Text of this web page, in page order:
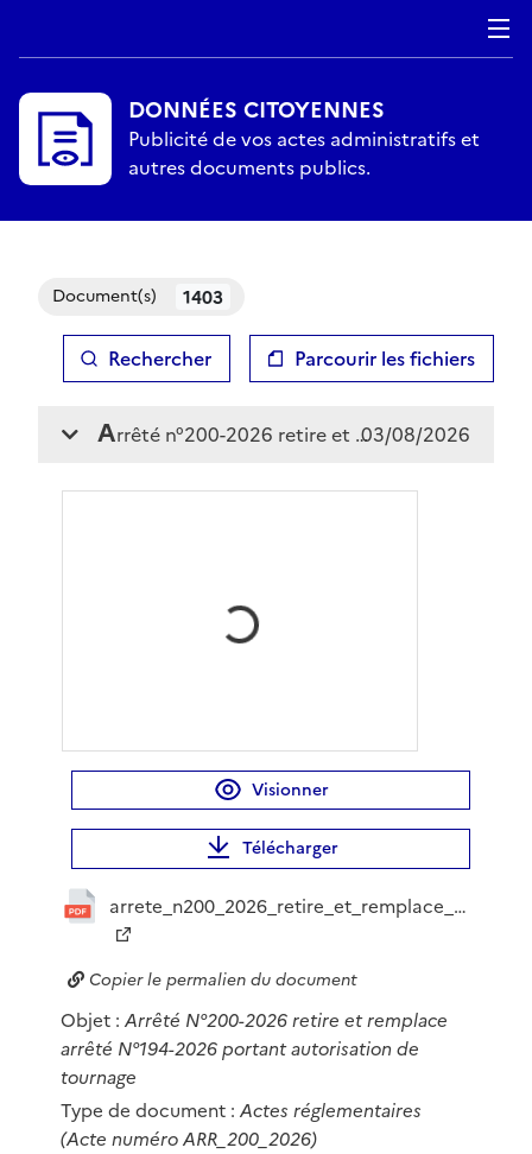
DONNÉES CITOYENNES
Publicité de vos actes administratifs et
autres documents publics.
Document(s) 1403
Parcourir les fichiers
Rechercher
arrêté n°200-2026 retire et remplace arrêté n°194-2026 portant autorisation de tournage 03/08/2026
Chargement, veuillez patienter...
Visionner
Télécharger
arrete_n200_2026_retire_et_remplace_arrete_n194_20_20260803152056153171.pdf
Copier le permalien du document
Objet : Arrêté N°200-2026 retire et remplace
arrêté N°194-2026 portant autorisation de
tournage
Type de document : Actes réglementaires
(Acte numéro ARR_200_2026)